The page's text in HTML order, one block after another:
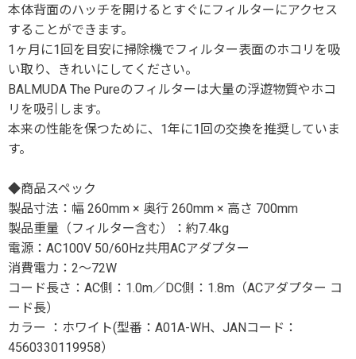
本体背面のハッチを開けるとすぐにフィルターにアクセス
することができます。
1ヶ月に1回を目安に掃除機でフィルター表面のホコリを吸
い取り、きれいにしてください。
BALMUDA The Pureのフィルターは大量の浮遊物質やホコ
リを吸引します。
本来の性能を保つために、1年に1回の交換を推奨していま
す。
◆商品スペック
製品寸法：幅 260mm × 奥行 260mm × 高さ 700mm
製品重量（フィルター含む）：約7.4kg
電源：AC100V 50/60Hz共用ACアダプター
消費電力：2～72W
コード長さ：AC側：1.0m／DC側：1.8m（ACアダプター コ
ード長）
カラー
：ホワイト(型番：A01A-WH、JANコード：
4560330119958）